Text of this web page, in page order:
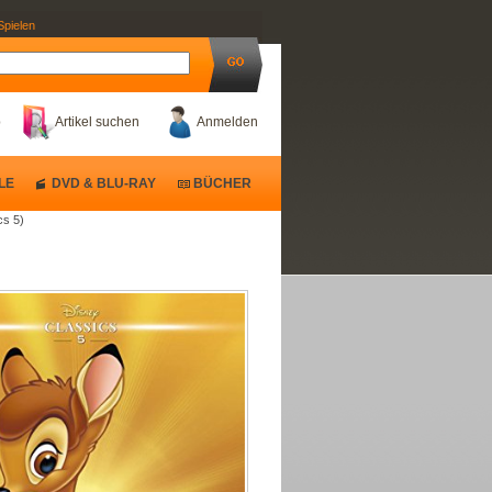
Anmelden
Artikel suchen
5)
DVD & BLU-RAY BÜCHER